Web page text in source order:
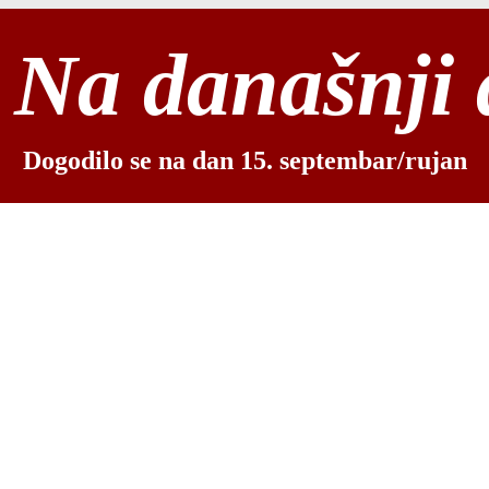
Na današnji
Dogodilo se na dan 15. septembar/rujan